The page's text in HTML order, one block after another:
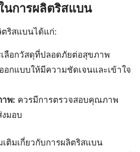
นการผลิตริสแบน
ตริสแบนได้แก่:
ลือกวัสดุที่ปลอดภัยต่อสุขภาพ
อกแบบให้มีความชัดเจนและเข้าใจ
พ: ควรมีการตรวจสอบคุณภาพ
มอบ
ติมเกี่ยวกับการผลิตริสแบน